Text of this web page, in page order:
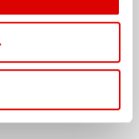
en agressieve
was ooit een veel
geen krassen in
het milieu, maar ook